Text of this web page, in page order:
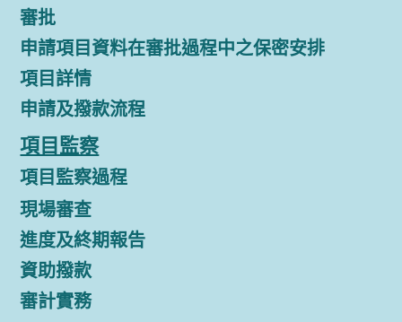
審批
申請項目資料在審批過程中之保密安排
項目詳情
申請及撥款流程
項目監察
項目監察過程
現場審查
進度及終期報告
資助撥款
審計實務